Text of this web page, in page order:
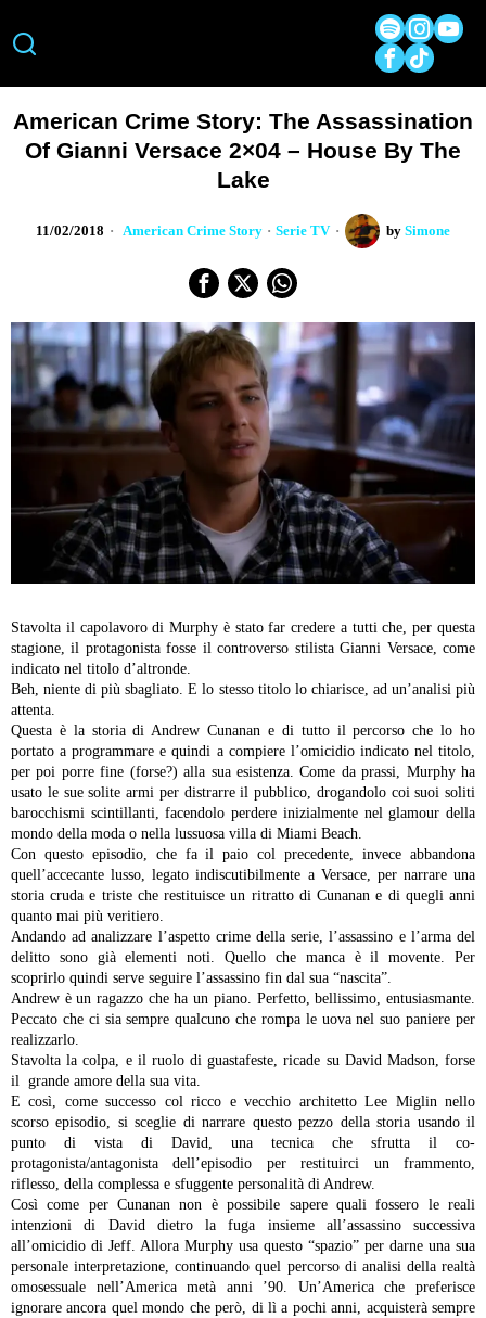
American Crime Story: The Assassination
Of Gianni Versace 2×04 – House By The
Lake
11/02/2018 American Crime Story · Serie TV by Simone
Stavolta il capolavoro di Murphy è stato far credere a tutti che, per questa
stagione, il protagonista fosse il controverso stilista Gianni Versace, come
indicato nel titolo d’altronde.
Beh, niente di più sbagliato. E lo stesso titolo lo chiarisce, ad un’analisi più
attenta.
Questa è la storia di Andrew Cunanan e di tutto il percorso che lo ho
portato a programmare e quindi a compiere l’omicidio indicato nel titolo,
per poi porre fine (forse?) alla sua esistenza. Come da prassi, Murphy ha
usato le sue solite armi per distrarre il pubblico, drogandolo coi suoi soliti
barocchismi scintillanti, facendolo perdere inizialmente nel glamour della
mondo della moda o nella lussuosa villa di Miami Beach.
Con questo episodio, che fa il paio col precedente, invece abbandona
quell’accecante lusso, legato indiscutibilmente a Versace, per narrare una
storia cruda e triste che restituisce un ritratto di Cunanan e di quegli anni
quanto mai più veritiero.
Andando ad analizzare l’aspetto crime della serie, l’assassino e l’arma del
delitto sono già elementi noti. Quello che manca è il movente. Per
scoprirlo quindi serve seguire l’assassino fin dal sua “nascita”.
Andrew è un ragazzo che ha un piano. Perfetto, bellissimo, entusiasmante.
Peccato che ci sia sempre qualcuno che rompa le uova nel suo paniere per
realizzarlo.
Stavolta la colpa, e il ruolo di guastafeste, ricade su David Madson, forse
il grande amore della sua vita.
E così, come successo col ricco e vecchio architetto Lee Miglin nello
scorso episodio, si sceglie di narrare questo pezzo della storia usando il
punto di vista di David, una tecnica che sfrutta il co-
protagonista/antagonista dell’episodio per restituirci un frammento,
riflesso, della complessa e sfuggente personalità di Andrew.
Così come per Cunanan non è possibile sapere quali fossero le reali
intenzioni di David dietro la fuga insieme all’assassino successiva
all’omicidio di Jeff. Allora Murphy usa questo “spazio” per darne una sua
personale interpretazione, continuando quel percorso di analisi della realtà
omosessuale nell’America metà anni ’90. Un’America che preferisce
ignorare ancora quel mondo che però, di lì a pochi anni, acquisterà sempre